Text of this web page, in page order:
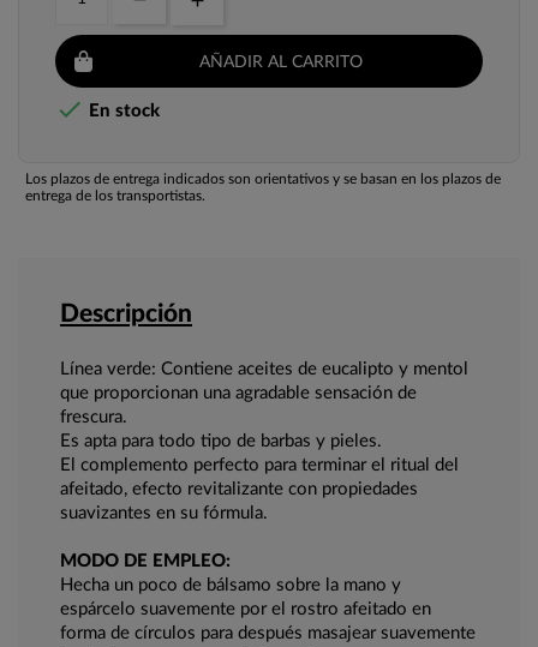
AÑADIR AL CARRITO
 En stock
Los plazos de entrega indicados son orientativos y se basan en los plazos de
entrega de los transportistas.
Descripción
Línea verde: Contiene aceites de eucalipto y mentol
que proporcionan una agradable sensación de
frescura.
Es apta para todo tipo de barbas y pieles.
El complemento perfecto para terminar el ritual del
afeitado, efecto revitalizante con propiedades
suavizantes en su fórmula.
MODO DE EMPLEO:
Hecha un poco de bálsamo sobre la mano y
espárcelo suavemente por el rostro afeitado en
forma de círculos para después masajear suavemente